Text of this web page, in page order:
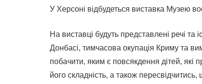
У Херсоні відбудеться виставка Музею
mostbet az mostbet mostbet az mostbet az
На виставці будуть представлені речі та
Донбасі, тимчасова окупація Криму та
побачити, яким є повсякдення дітей, які
його складність, а також